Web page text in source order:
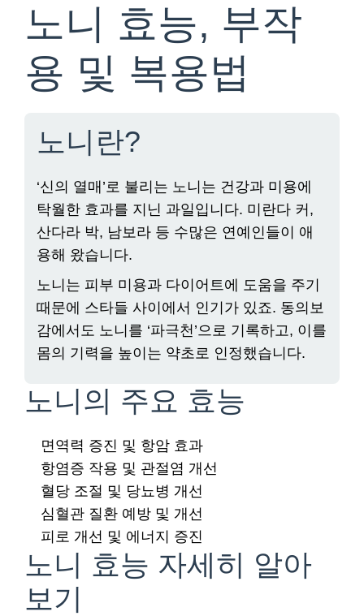
노니 효능, 부작
용 및 복용법
노니란?
‘신의 열매’로 불리는 노니는 건강과 미용에
탁월한 효과를 지닌 과일입니다. 미란다 커,
산다라 박, 남보라 등 수많은 연예인들이 애
용해 왔습니다.
노니는 피부 미용과 다이어트에 도움을 주기
때문에 스타들 사이에서 인기가 있죠. 동의보
감에서도 노니를 ‘파극천’으로 기록하고, 이를
몸의 기력을 높이는 약초로 인정했습니다.
노니의 주요 효능
면역력 증진 및 항암 효과
항염증 작용 및 관절염 개선
혈당 조절 및 당뇨병 개선
심혈관 질환 예방 및 개선
피로 개선 및 에너지 증진
노니 효능 자세히 알아
보기